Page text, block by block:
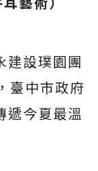
建設璞園團
臺中市政府
遞今夏最溫